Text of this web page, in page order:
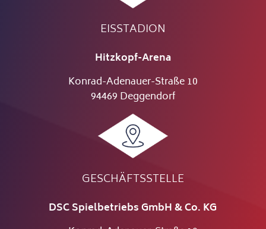
EISSTADION
Hitzkopf-Arena
Konrad-Adenauer-Straße 10
94469 Deggendorf
GESCHÄFTSSTELLE
DSC Spielbetriebs GmbH & Co. KG